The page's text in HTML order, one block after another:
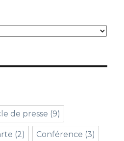
de presse (9)
(2) Conférence (3)